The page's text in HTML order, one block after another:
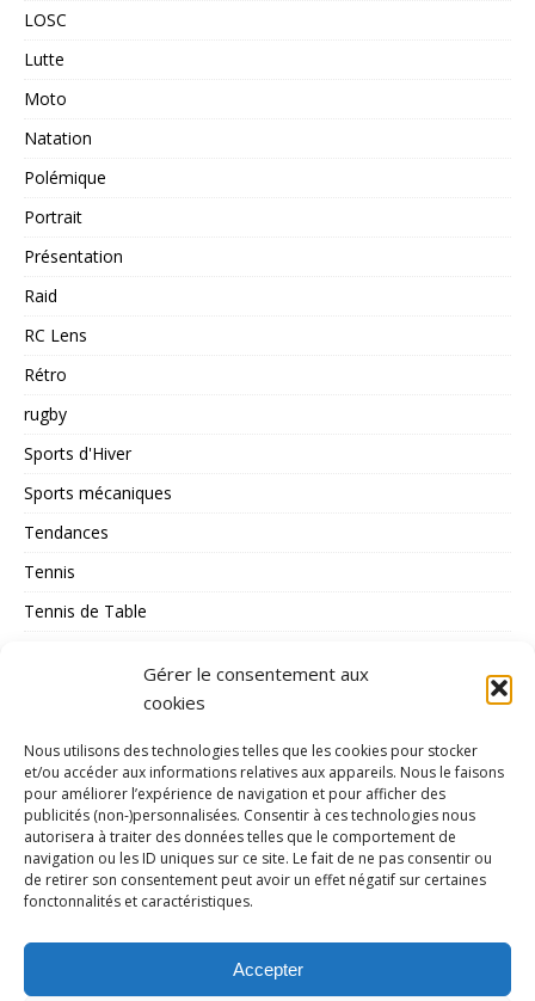
Gérer le consentement aux
cookies
Nous utilisons des technologies telles que les cookies pour stocker
et/ou accéder aux informations relatives aux appareils. Nous le faisons
pour améliorer l’expérience de navigation et pour afficher des
publicités (non-)personnalisées. Consentir à ces technologies nous
autorisera à traiter des données telles que le comportement de
navigation ou les ID uniques sur ce site. Le fait de ne pas consentir ou
de retirer son consentement peut avoir un effet négatif sur certaines
fonctonnalités et caractéristiques.
Accepter
LOSC
Lutte
Moto
Natation
Polémique
Portrait
Présentation
Raid
RC Lens
Rétro
rugby
Sports d'Hiver
Sports mécaniques
Tendances
Tennis
Tennis de Table
volley_ball
water-polo
MÉTA